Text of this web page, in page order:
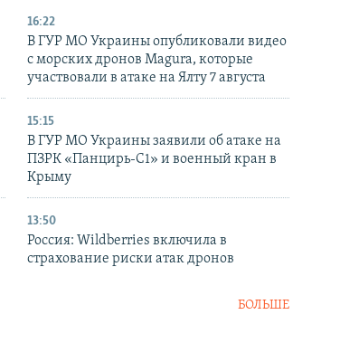
16:22
В ГУР МО Украины опубликовали видео
с морских дронов Magura, которые
участвовали в атаке на Ялту 7 августа
15:15
В ГУР МО Украины заявили об атаке на
ПЗРК «Панцирь-С1» и военный кран в
Крыму
13:50
Россия: Wildberries включила в
страхование риски атак дронов
БОЛЬШЕ